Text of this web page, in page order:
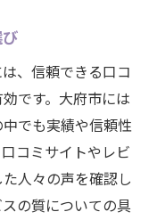
、信頼できる口コ
です。大府市には
でも実績や信頼性
コミサイトやレビ
人々の声を確認し
の質についての具